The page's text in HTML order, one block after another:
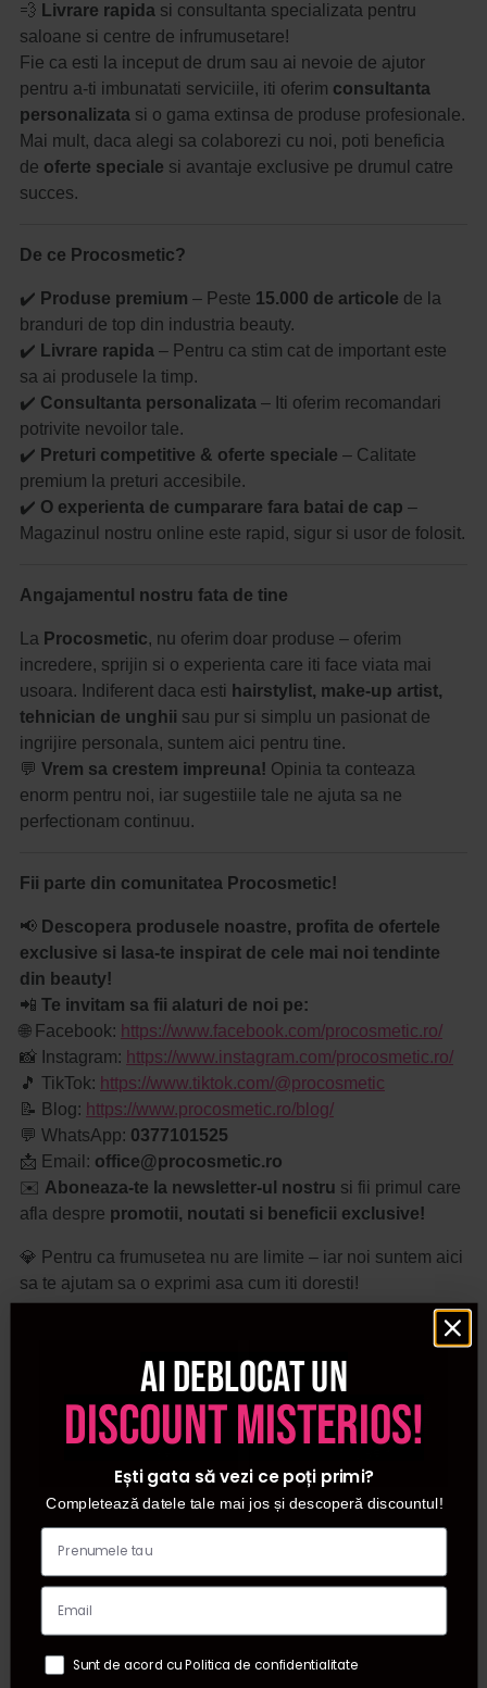
💨 Livrare rapida si consultanta specializata pentru
saloane si centre de infrumusetare!
Fie ca esti la inceput de drum sau ai nevoie de ajutor
pentru a-ti imbunatati serviciile, iti oferim consultanta
personalizata si o gama extinsa de produse profesionale.
Mai mult, daca alegi sa colaborezi cu noi, poti beneficia
de oferte speciale si avantaje exclusive pe drumul catre
succes.
De ce Procosmetic?
✔️ Produse premium – Peste 15.000 de articole de la
branduri de top din industria beauty.
✔️ Livrare rapida – Pentru ca stim cat de important este
sa ai produsele la timp.
✔️ Consultanta personalizata – Iti oferim recomandari
potrivite nevoilor tale.
✔️ Preturi competitive & oferte speciale – Calitate
premium la preturi accesibile.
✔️ O experienta de cumparare fara batai de cap –
Magazinul nostru online este rapid, sigur si usor de folosit.
Angajamentul nostru fata de tine
La Procosmetic, nu oferim doar produse – oferim
incredere, sprijin si o experienta care iti face viata mai
usoara. Indiferent daca esti hairstylist, make-up artist,
tehnician de unghii sau pur si simplu un pasionat de
ingrijire personala, suntem aici pentru tine.
💬 Vrem sa crestem impreuna! Opinia ta conteaza
enorm pentru noi, iar sugestiile tale ne ajuta sa ne
perfectionam continuu.
Fii parte din comunitatea Procosmetic!
📢 Descopera produsele noastre, profita de ofertele
exclusive si lasa-te inspirat de cele mai noi tendinte
din beauty!
📲 Te invitam sa fii alaturi de noi pe:
🌐 Facebook: https://www.facebook.com/procosmetic.ro/
📸 Instagram: https://www.instagram.com/procosmetic.ro/
🎵 TikTok: https://www.tiktok.com/@procosmetic
📝 Blog: https://www.procosmetic.ro/blog/
💬 WhatsApp: 0377101525
📩 Email: office@procosmetic.ro
✉️ Aboneaza-te la newsletter-ul nostru si fii primul care
afla despre promotii, noutati si beneficii exclusive!
💎 Pentru ca frumusetea nu are limite – iar noi suntem aici
sa te ajutam sa o exprimi asa cum iti doresti!
Ai deblocat un
discount misterios!
Ești gata să vezi ce poți primi?
Completează datele tale mai jos și descoperă discountul!
Sunt de acord cu Politica de confidentialitate